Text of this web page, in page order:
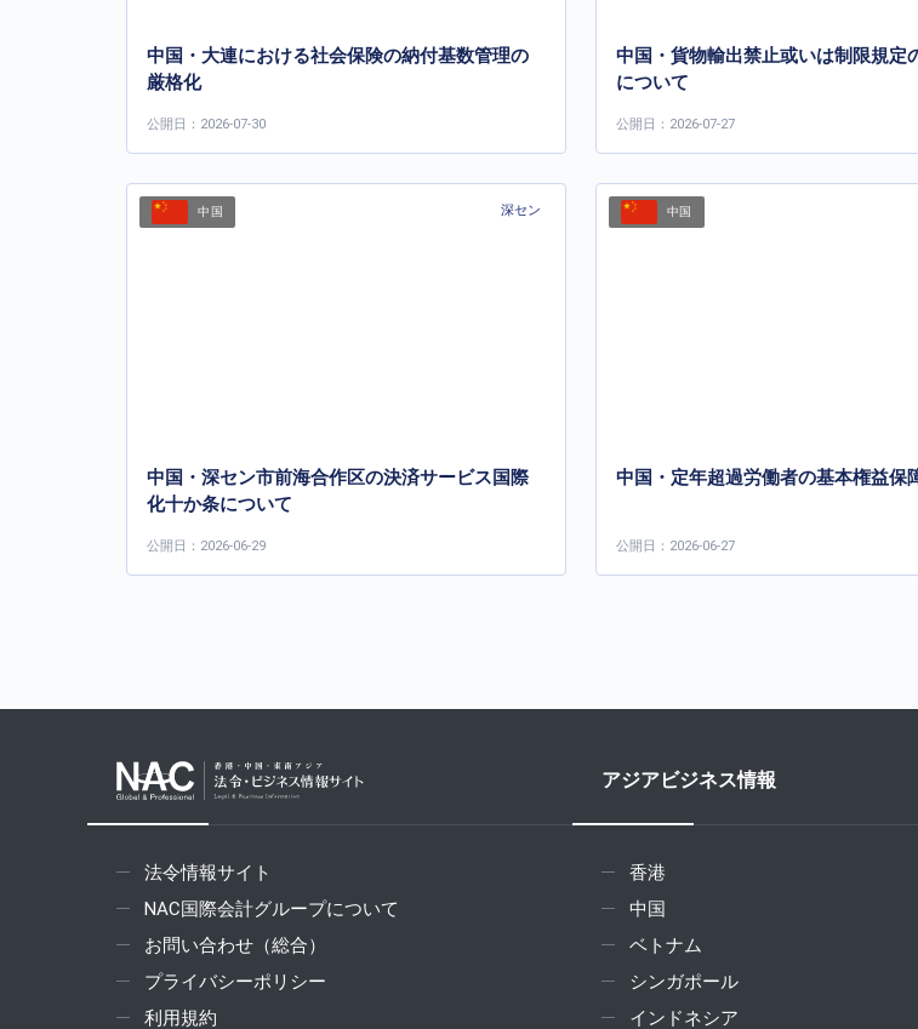
中国・大連における社会保険の納付基数管理の
厳格化
公開日：2026-07-30
中国・貨物輸出禁止或いは制限規定
について
公開日：2026-07-27
中国 深セン
中国・深セン市前海合作区の決済サービス国際
化十か条について
公開日：2026-06-29
中国
中国・定年超過労働者の基本権益保
公開日：2026-06-27
法令情報サイト
NAC国際会計グループについて
お問い合わせ（総合）
プライバシーポリシー
利用規約
アジアビジネス情報
香港
中国
ベトナム
シンガポール
インドネシア